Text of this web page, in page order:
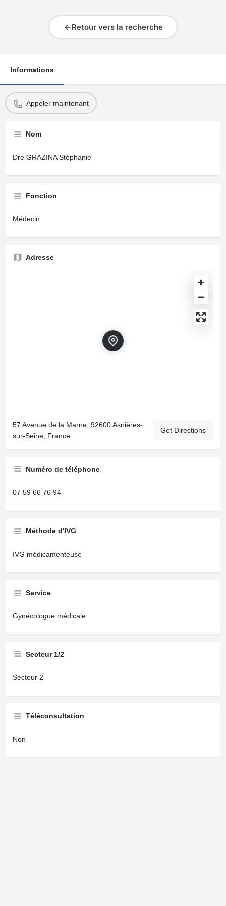
Retour vers la recherche
Informations
Appeler maintenant
Nom
Dre GRAZINA Stéphanie
Fonction
Médecin
Adresse
57 Avenue de la Marne, 92600 Asnières-
sur-Seine, France
Get Directions
Numéro de téléphone
07 59 66 76 94
Méthode d'IVG
IVG médicamenteuse
Service
Gynécologue médicale
Secteur 1/2
Secteur 2
Téléconsultation
Non